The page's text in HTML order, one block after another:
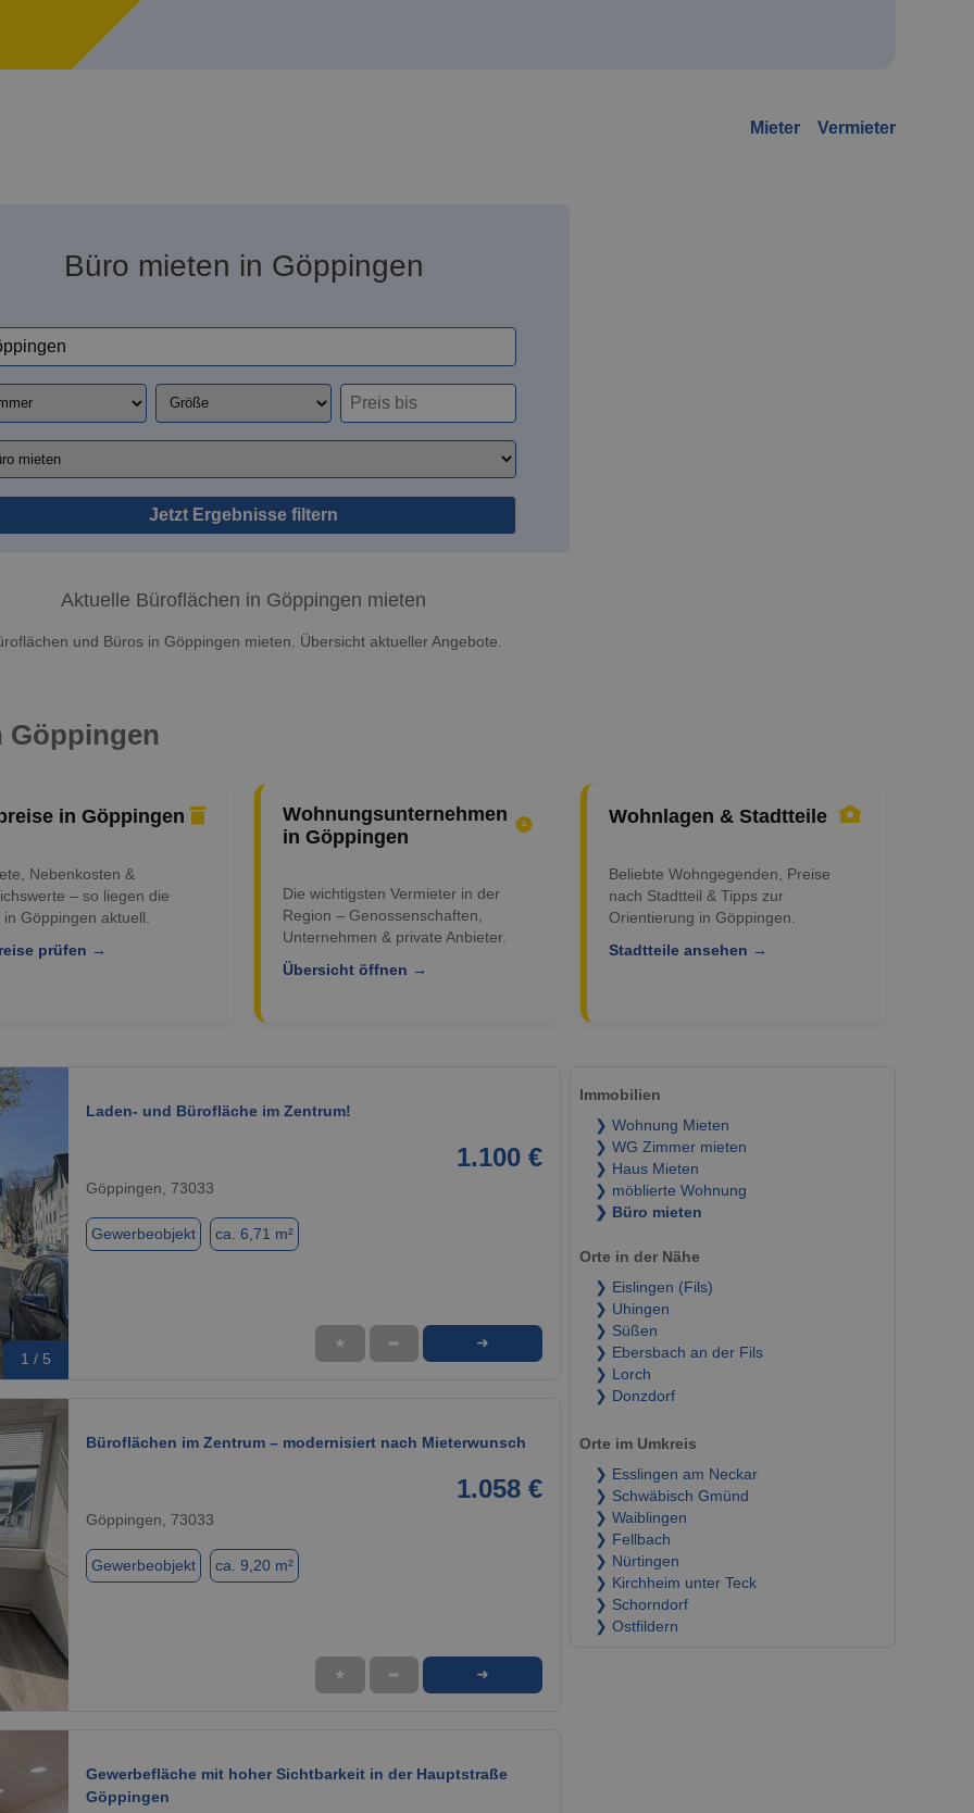
Mieter Vermieter
Büro mieten in Göppingen
Jetzt Ergebnisse filtern
Aktuelle Büroflächen in Göppingen mieten
und Büros in Göppingen mieten. Übersicht aktueller Angebote.
Göppingen
in Göppingen
Nebenkosten &
– so liegen die
Göppingen aktuell.
prüfen →
Wohnungsunternehmen
in Göppingen
Die wichtigsten Vermieter in der
Region – Genossenschaften,
Unternehmen & private Anbieter.
Übersicht öffnen →
Wohnlagen & Stadtteile
Beliebte Wohngegenden, Preise
nach Stadtteil & Tipps zur
Orientierung in Göppingen.
Stadtteile ansehen →
1 / 5
Laden- und Bürofläche im Zentrum!
1.100 €
Göppingen, 73033
Gewerbeobjekt ca. 6,71 m²
★ ➦ ➜
Büroflächen im Zentrum – modernisiert nach Mieterwunsch
1.058 €
Göppingen, 73033
Gewerbeobjekt ca. 9,20 m²
★ ➦ ➜
Gewerbefläche mit hoher Sichtbarkeit in der Hauptstraße
Göppingen
Immobilien
❯ Wohnung Mieten
❯ WG Zimmer mieten
❯ Haus Mieten
❯ möblierte Wohnung
❯ Büro mieten
Orte in der Nähe
❯ Eislingen (Fils)
❯ Uhingen
❯ Süßen
❯ Ebersbach an der Fils
❯ Lorch
❯ Donzdorf
Orte im Umkreis
❯ Esslingen am Neckar
❯ Schwäbisch Gmünd
❯ Waiblingen
❯ Fellbach
❯ Nürtingen
❯ Kirchheim unter Teck
❯ Schorndorf
❯ Ostfildern